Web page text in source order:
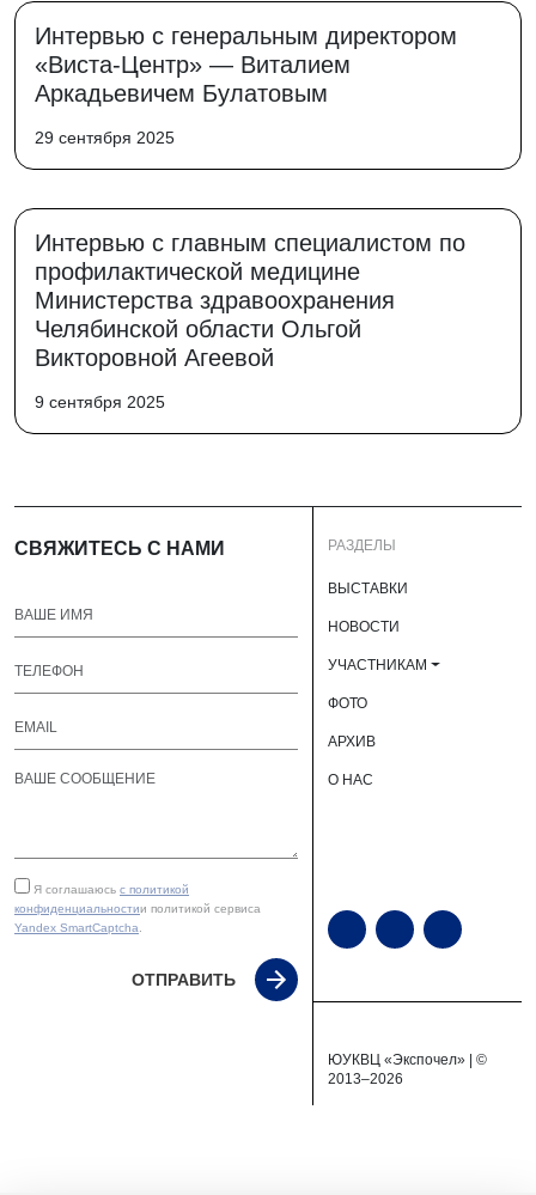
Интервью с генеральным директором
«Виста-Центр» — Виталием
Аркадьевичем Булатовым
29 сентября 2025
Интервью с главным специалистом по
профилактической медицине
Министерства здравоохранения
Челябинской области Ольгой
Викторовной Агеевой
9 сентября 2025
СВЯЖИТЕСЬ С НАМИ
Я соглашаюсь с политикой
конфиденциальностии политикой сервиса
Yandex SmartCaptcha.
ОТПРАВИТЬ
РАЗДЕЛЫ
ВЫСТАВКИ
НОВОСТИ
УЧАСТНИКАМ
ФОТО
АРХИВ
О НАС
ЮУКВЦ «Экспочел» | ©
2013–2026